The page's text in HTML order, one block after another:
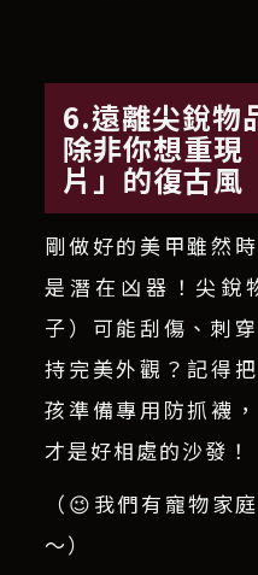
6.遠離尖銳物
除非你想重現
片」的復古風
剛做好的美甲雖然
是潛在凶器！尖銳
子）可能刮傷、刺
持完美外觀？記得
孩準備專用防抓襪
才是好相處的沙發！
（😉我們有寵物家
～）